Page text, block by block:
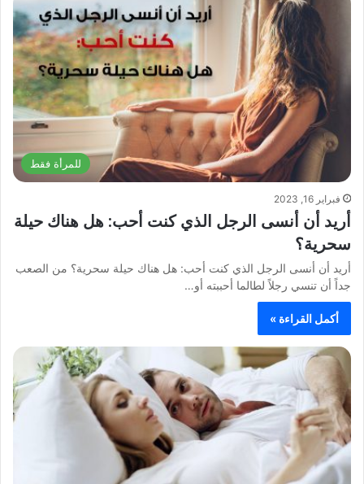
للمرأة فقط
فبراير 16, 2023
أريد أن أنسى الرجل الذي كنت أحب: هل هناك حيلة
سحرية؟
أريد أن أنسى الرجل الذي كنت أحب: هل هناك حيلة سحرية؟ من الصعب
جداً أن تنسي رجلاً لطالما أحببته أو…
أكمل القراءة »